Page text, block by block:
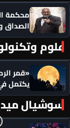
محكمة
الصداق
علوم
«قمر
يكتمل
سوشيال